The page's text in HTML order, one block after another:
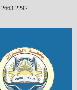
2663-2292